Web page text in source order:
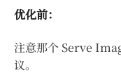
优化前：
注意那个 Serve
议。